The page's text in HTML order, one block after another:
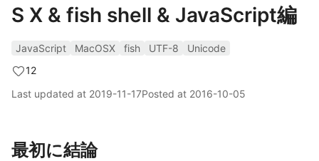
S X & fish shell & JavaScript編
JavaScript MacOSX fish UTF-8
Unicode
12
Last updated at 2019-11-17Posted at 2016-10-05
最初に結論